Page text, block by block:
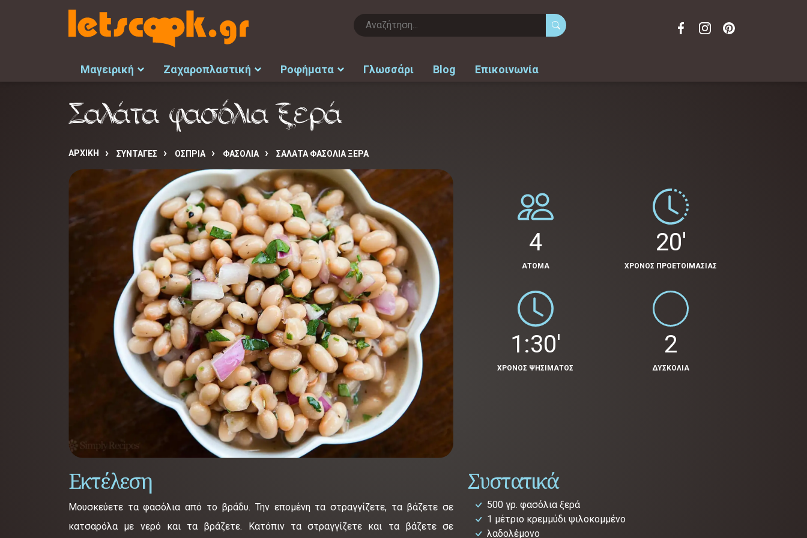
Μαγειρική Ζαχαροπλαστική Ροφήματα Γλωσσάρι Blog Επικοινωνία
Σαλάτα φασόλια ξερά
ΑΡΧΙΚΉ ΣΥΝΤΑΓΈΣ ΟΣΠΡΙΑ ΦΑΣΟΛΙΑ ΣΑΛΆΤΑ ΦΑΣΌΛΙΑ ΞΕΡΆ
4
ΑΤΟΜΑ
20'
ΧΡΟΝΟΣ ΠΡΟΕΤΟΙΜΑΣΙΑΣ
1:30'
ΧΡΟΝΟΣ ΨΗΣΙΜΑΤΟΣ
2
ΔΥΣΚΟΛΙΑ
Συστατικά
500 γρ. φασόλια ξερά
1 μέτριο κρεμμύδι ψιλοκομμένο
λαδολέμονο
Εκτέλεση
Μουσκεύετε τα φασόλια από το βράδυ. Την επομένη τα στραγγίζετε, τα βάζετε σε
κατσαρόλα με νερό και τα βράζετε. Κατόπιν τα στραγγίζετε και τα βάζετε σε